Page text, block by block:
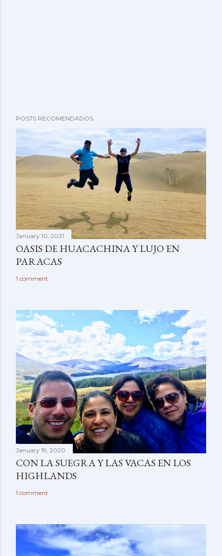
POSTS RECOMENDADOS
January 10, 2021
OASIS DE HUACACHINA Y LUJO EN
PARACAS
1 comment
January 19, 2020
CON LA SUEGRA Y LAS VACAS EN LOS
HIGHLANDS
1 comment